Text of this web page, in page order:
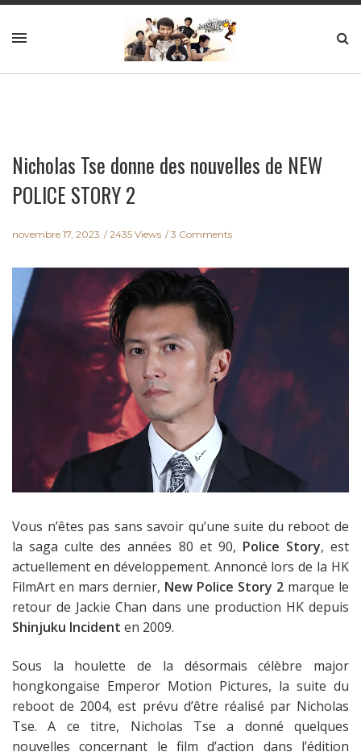
Nicholas Tse donne des nouvelles de NEW
POLICE STORY 2
novembre 17, 2023 2435 Views 3 Comments
Vous n’êtes pas sans savoir qu’une suite du reboot de
la saga culte des années 80 et 90, Police Story, est
actuellement en développement. Annoncé lors de la HK
FilmArt en mars dernier, New Police Story 2 marque le
retour de Jackie Chan dans une production HK depuis
Shinjuku Incident en 2009.
Sous la houlette de la désormais célèbre major
hongkongaise Emperor Motion Pictures, la suite du
reboot de 2004, est prévu d’être réalisé par Nicholas
Tse. A ce titre, Nicholas Tse a donné quelques
nouvelles concernant le film d’action dans l’édition